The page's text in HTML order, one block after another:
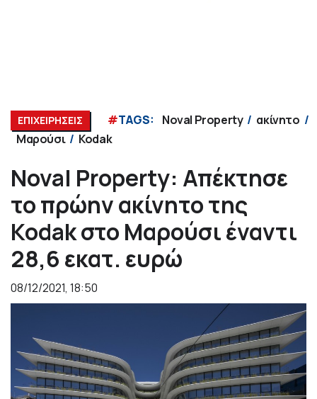
ΕΠΙΧΕΙΡΗΣΕΙΣ #TAGS: Noval Property
ακίνητο
Μαρούσι
Kodak
Noval Property: Απέκτησε
το πρώην ακίνητο της
Kodak στο Μαρούσι έναντι
28,6 εκατ. ευρώ
08/12/2021, 18:50